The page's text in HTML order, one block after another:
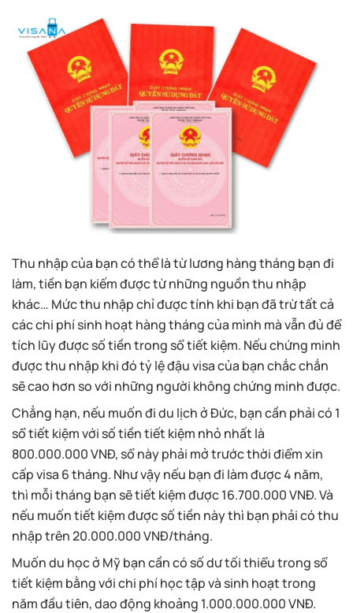
Thu nhập của bạn có thể là từ lương hàng tháng bạn đi
làm, tiền bạn kiếm được từ những nguồn thu nhập
khác… Mức thu nhập chỉ được tính khi bạn đã trừ tất cả
các chi phí sinh hoạt hàng tháng của mình mà vẫn đủ để
tích lũy được số tiền trong sổ tiết kiệm. Nếu chứng minh
được thu nhập khi đó tỷ lệ đậu visa của bạn chắc chắn
sẽ cao hơn so với những người không chứng minh được.
Chẳng hạn, nếu muốn đi du lịch ở Đức, bạn cần phải có 1
sổ tiết kiệm với số tiền tiết kiệm nhỏ nhất là
800.000.000 VNĐ, sổ này phải mở trước thời điểm xin
cấp visa 6 tháng. Như vậy nếu bạn đi làm được 4 năm,
thì mỗi tháng bạn sẽ tiết kiệm được 16.700.000 VNĐ. Và
nếu muốn tiết kiệm được số tiền này thì bạn phải có thu
nhập trên 20.000.000 VNĐ/tháng.
Muốn du học ở Mỹ bạn cần có số dư tối thiểu trong sổ
tiết kiệm bằng với chi phí học tập và sinh hoạt trong
năm đầu tiên, dao động khoảng 1.000.000.000 VNĐ.